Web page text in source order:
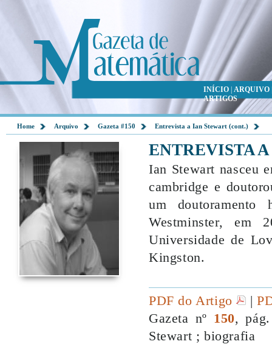
INÍCIO ARQUIVO
ARTIGOS
Home Arquivo Gazeta #150 Entrevista a Ian Stewart (cont.)
ENTREVISTA
Ian Stewart nasceu
cambridge e
um doutoramento
Westminster, em
Universidade de
Kingston.
PDF do Artigo |
Gazeta nº 150,
Stewart ; biografia